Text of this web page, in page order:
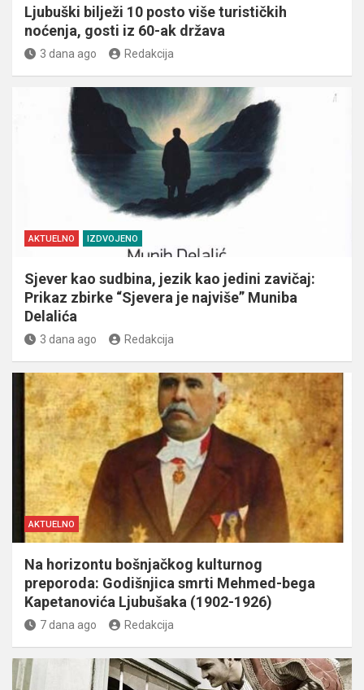
Ljubuški bilježi 10 posto više turističkih
noćenja, gosti iz 60-ak država
3 dana ago Redakcija
AKTUELNO IZDVOJENO
Sjever kao sudbina, jezik kao jedini zavičaj:
Prikaz zbirke “Sjevera je najviše” Muniba
Delalića
3 dana ago Redakcija
AKTUELNO
Na horizontu bošnjačkog kulturnog
preporoda: Godišnjica smrti Mehmed-bega
Kapetanovića Ljubušaka (1902-1926)
7 dana ago Redakcija